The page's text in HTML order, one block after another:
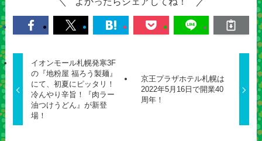
イオンモール札幌発寒3F
の『地粉屋 福ろう製麺』
にて、初夏にピッタリ！
冷んやり辛旨！『肉ラー
油つけうどん』が新登
場！
京王プラザホテル札幌は
2022年5月16日で開業40
周年！